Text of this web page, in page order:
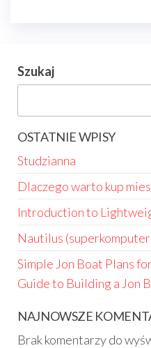
Szukaj
OSTATNIE WPISY
Studzianna
Dlaczego warto kup
Introduction to
Nautilus
Simple Jon Boat Plans
Guide to Building a Jon
NAJNOWSZE
Brak komentarzy do